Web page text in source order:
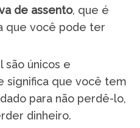
de assento, que é
que você pode ter
são únicos e
significa que você tem
para não perdê-lo,
dinheiro.